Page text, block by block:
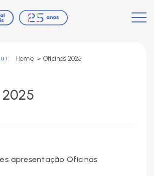
Home > Oficinas 2025
apresentação Oficinas